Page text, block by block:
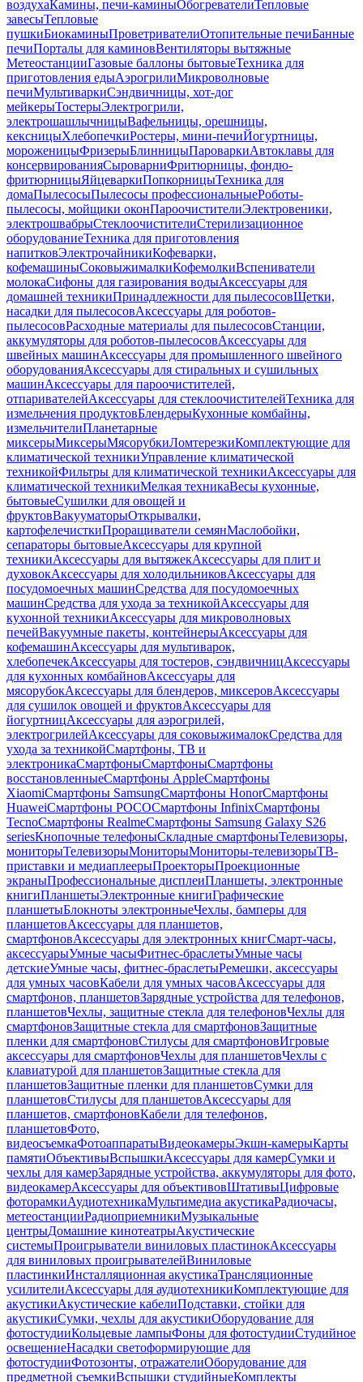
воздухаКамины, печи-каминыОбогревателиТепловые
завесыТепловые
пушкиБиокаминыПроветривателиОтопительные печиБанные
печиПорталы для каминовВентиляторы вытяжные
МетеостанцииГазовые баллоны бытовыеТехника для
приготовления едыАэрогрилиМикроволновые
печиМультиваркиСэндвичницы, хот-дог
мейкерыТостерыЭлектрогрили,
электрошашлычницыВафельницы, орешницы,
кексницыХлебопечкиРостеры, мини-печиЙогуртницы,
мороженицыФризерыБлинницыПароваркиАвтоклавы для
консервированияСыроварниФритюрницы, фондю-
фритюрницыЯйцеваркиПопкорницыТехника для
домаПылесосыПылесосы профессиональныеРоботы-
пылесосы, мойщики оконПароочистителиЭлектровеники,
электрошвабрыСтеклоочистителиСтерилизационное
оборудованиеТехника для приготовления
напитковЭлектрочайникиКофеварки,
кофемашиныСоковыжималкиКофемолкиВспениватели
молокаСифоны для газирования водыАксессуары для
домашней техникиПринадлежности для пылесосовЩетки,
насадки для пылесосовАксессуары для роботов-
пылесосовРасходные материалы для пылесосовСтанции,
аккумуляторы для роботов-пылесосовАксессуары для
швейных машинАксессуары для промышленного швейного
оборудованияАксессуары для стиральных и сушильных
машинАксессуары для пароочистителей,
отпаривателейАксессуары для стеклоочистителейТехника для
измельчения продуктовБлендерыКухонные комбайны,
измельчителиПланетарные
миксерыМиксерыМясорубкиЛомтерезкиКомплектующие для
климатической техникиУправление климатической
техникойФильтры для климатической техникиАксессуары для
климатической техникиМелкая техникаВесы кухонные,
бытовыеСушилки для овощей и
фруктовВакууматорыОткрывалки,
картофелечисткиПроращиватели семянМаслобойки,
сепараторы бытовыеАксессуары для крупной
техникиАксессуары для вытяжекАксессуары для плит и
духовокАксессуары для холодильниковАксессуары для
посудомоечных машинСредства для посудомоечных
машинСредства для ухода за техникойАксессуары для
кухонной техникиАксессуары для микроволновых
печейВакуумные пакеты, контейнерыАксессуары для
кофемашинАксессуары для мультиварок,
хлебопечекАксессуары для тостеров, сэндвичницАксессуары
для кухонных комбайновАксессуары для
мясорубокАксессуары для блендеров, миксеровАксессуары
для сушилок овощей и фруктовАксессуары для
йогуртницАксессуары для аэрогрилей,
электрогрилейАксессуары для соковыжималокСредства для
ухода за техникойСмартфоны, ТВ и
электроникаСмартфоныСмартфоныСмартфоны
восстановленныеСмартфоны AppleСмартфоны
XiaomiСмартфоны SamsungСмартфоны HonorСмартфоны
HuaweiСмартфоны POCOСмартфоны InfinixСмартфоны
TecnoСмартфоны RealmeСмартфоны Samsung Galaxy S26
seriesКнопочные телефоныСкладные смартфоныТелевизоры,
мониторыТелевизорыМониторыМониторы-телевизорыТВ-
приставки и медиаплеерыПроекторыПроекционные
экраныПрофессиональные дисплеиПланшеты, электронные
книгиПланшетыЭлектронные книгиГрафические
планшетыБлокноты электронныеЧехлы, бамперы для
планшетовАксессуары для планшетов,
смартфоновАксессуары для электронных книгСмарт-часы,
аксессуарыУмные часыФитнес-браслетыУмные часы
детскиеУмные часы, фитнес-браслетыРемешки, аксессуары
для умных часовКабели для умных часовАксессуары для
смартфонов, планшетовЗарядные устройства для телефонов,
планшетовЧехлы, защитные стекла для телефоновЧехлы для
смартфоновЗащитные стекла для смартфоновЗащитные
пленки для смартфоновСтилусы для смартфоновИгровые
аксессуары для смартфоновЧехлы для планшетовЧехлы с
клавиатурой для планшетовЗащитные стекла для
планшетовЗащитные пленки для планшетовСумки для
планшетовСтилусы для планшетовАксессуары для
планшетов, смартфоновКабели для телефонов,
планшетовФото,
видеосъемкаФотоаппаратыВидеокамерыЭкшн-камерыКарты
памятиОбъективыВспышкиАксессуары для камерСумки и
чехлы для камерЗарядные устройства, аккумуляторы для фото,
видеокамерАксессуары для объективовШтативыЦифровые
фоторамкиАудиотехникаМультимедиа акустикаРадиочасы,
метеостанцииРадиоприемникиМузыкальные
центрыДомашние кинотеатрыАкустические
системыПроигрыватели виниловых пластинокАксессуары
для виниловых проигрывателейВиниловые
пластинкиИнсталляционная акустикаТрансляционные
усилителиАксессуары для аудиотехникиКомплектующие для
акустикиАкустические кабелиПодставки, стойки для
акустикиСумки, чехлы для акустикиОборудование для
фотостудииКольцевые лампыФоны для фотостудииСтудийное
освещениеНасадки светоформирующие для
фотостудииФотозонты, отражателиОборудование для
предметной съемкиВспышки студийныеКомплекты